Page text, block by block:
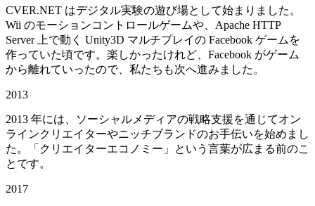
CVER.NET はデジタル実験の遊び場として始まりました。
Wii のモーションコントロールゲームや、Apache HTTP
Server 上で動く Unity3D マルチプレイの Facebook ゲームを
作っていた頃です。楽しかったけれど、Facebook がゲーム
から離れていったので、私たちも次へ進みました。
2013
2013 年には、ソーシャルメディアの戦略支援を通じてオン
ラインクリエイターやニッチブランドのお手伝いを始めまし
た。「クリエイターエコノミー」という言葉が広まる前のこ
とです。
2017